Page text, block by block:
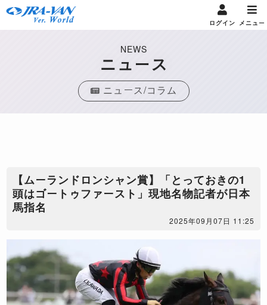
ログイン メニュー
NEWS
ニュース
ニュース/コラム
【ムーランドロンシャン賞】「とっておきの1
頭はゴートゥファースト」現地名物記者が日本
馬指名
2025年09月07日 11:25